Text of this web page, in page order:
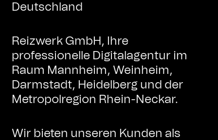
Deutschland
Reizwerk GmbH, Ihre
professionelle Digitalagentur im
Raum Mannheim, Weinheim,
Darmstadt, Heidelberg und der
Metropolregion Rhein-Neckar.
Wir bieten unseren Kunden als